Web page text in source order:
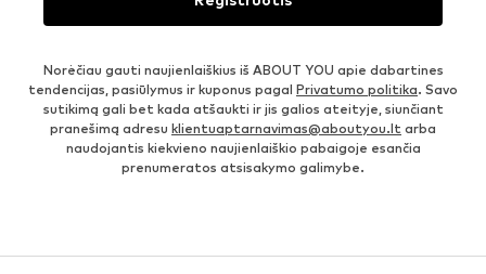
Norėčiau gauti naujienlaiškius iš ABOUT YOU apie dabartines
tendencijas, pasiūlymus ir kuponus pagal Privatumo politika. Savo
sutikimą gali bet kada atšaukti ir jis galios ateityje, siunčiant
pranešimą adresu klientuaptarnavimas@aboutyou.lt arba
naudojantis kiekvieno naujienlaiškio pabaigoje esančia
prenumeratos atsisakymo galimybe.